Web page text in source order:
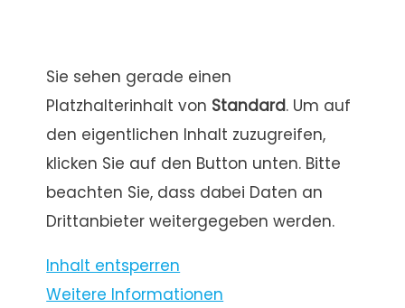
Sie sehen gerade einen
Platzhalterinhalt von Standard. Um auf
den eigentlichen Inhalt zuzugreifen,
klicken Sie auf den Button unten. Bitte
beachten Sie, dass dabei Daten an
Drittanbieter weitergegeben werden.
Inhalt entsperren
Weitere Informationen